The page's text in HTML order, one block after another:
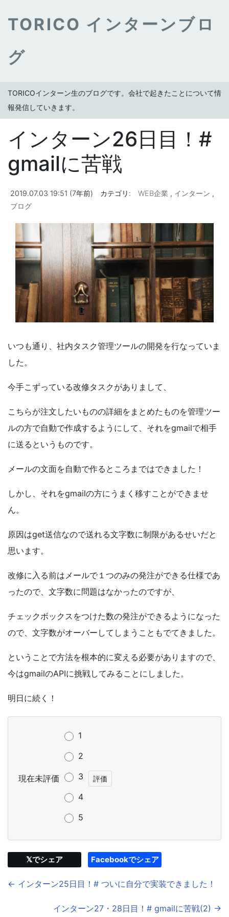
TORICO インターンブロ
グ
TORICOインターン生のブログです。会社で起きたことについて情
報発信していきます。
インターン26日目！#
gmailに苦戦
2019.07.03 19:51 (7年前) カテゴリ: WEB企業 , インターン ,
ブログ
いつも通り、社内タスク管理ツールの開発を行なっていま
した。
今手こずっている改修タスクがありまして、
こちらが注文したいものの詳細をまとめたものを管理ツー
ルの方で自動で作成するようにして、それをgmailで相手
に送るというものです。
メールの文面を自動で作るところまではできました！
しかし、それをgmailの方にうまく移すことができませ
ん。
原因はget送信なので送れる文字数に制限があるせいだと
思います。
改修に入る前はメールで１つのみの発注ができる仕様であ
ったので、文字数に問題はなかったのですが、
チェックボックスをつけた数の発注ができるようになった
ので、文字数がオーバーしてしまうこともでてきました。
ということで方法を根本的に変える必要がありますので、
今はgmailのAPIに挑戦してみることにしました。
明日に続く！
現在未評価
1
2
3
4
5
𝕏でシェア Facebookでシェア
← インターン25日目！# ついに自分で実装できました！
インターン27・28日目！# gmailに苦戦(2) →